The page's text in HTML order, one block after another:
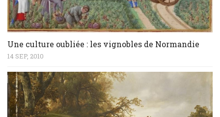
Une culture oubliée : les vignobles de Normandie
14 SEP, 2010